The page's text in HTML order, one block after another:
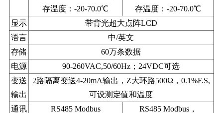
存温度：-20-70.0℃
存温度：-20-70.0℃
显示
带背光超大点阵LCD
语言
中/英文
存储
60万条数据
电源
90-260VAC,50/60Hz；24VDC可选
变送
输出
2路隔离变送4-20mA输出，Z大环路500Ω，0.1%F.S,
可设测定值和温度
通讯
RS485 Modbus
RS485 Modbus，